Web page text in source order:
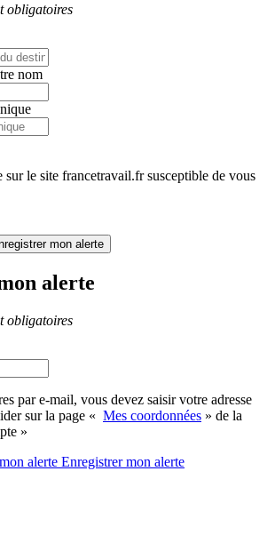
obligatoires
nom
le site francetravail.fr susceptible de vous
mon alerte
alerte
obligatoires
par e-mail, vous devez saisir votre adresse
sur la page « Mes coordonnées » de la
»
alerte Enregistrermon alerte